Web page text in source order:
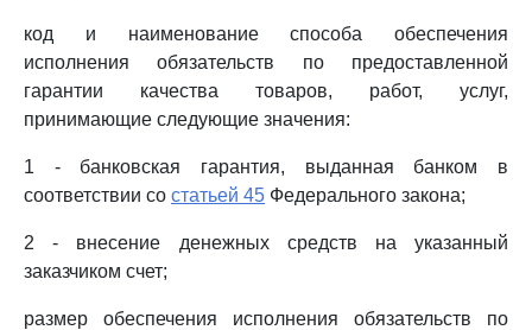
код и наименование способа обеспечения
исполнения обязательств по предоставленной
гарантии качества товаров, работ, услуг,
принимающие следующие значения:
1 - банковская гарантия, выданная банком в
соответствии со статьей 45 Федерального закона;
2 - внесение денежных средств на указанный
заказчиком счет;
размер обеспечения исполнения обязательств по